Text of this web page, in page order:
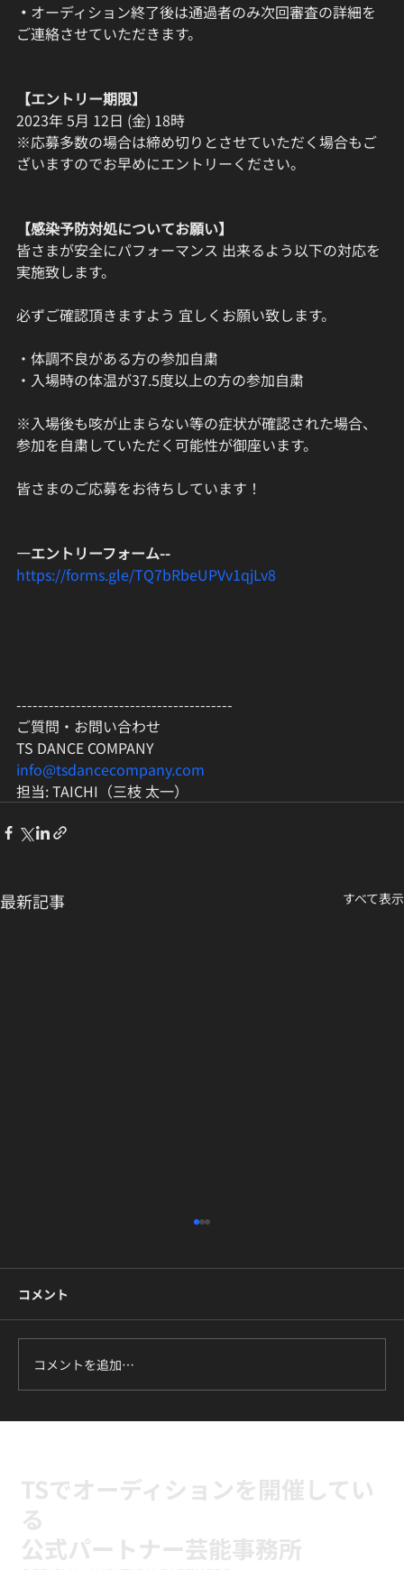
・ オーディション終了後は通過者のみ次回審査の詳細を
ご連絡させていただきます。
【エントリー期限】
2023年 5月 12日 (金) 18時
※応募多数の場合は締め切りとさせていただく場合もご
ざいますのでお早めにエントリーください。
【感染予防対処についてお願い】
皆さまが安全にパフォーマンス 出来るよう以下の対応を
実施致します。
必ずご確認頂きますよう 宜しくお願い致します。
・体調不良がある方の参加自粛
・入場時の体温が37.5度以上の方の参加自粛
※入場後も咳が止まらない等の症状が確認された場合、
参加を自粛していただく可能性が御座います。
皆さまのご応募をお待ちしています！
—エントリーフォーム--
https://forms.gle/TQ7bRbeUPVv1qjLv8
----------------------------------------
ご質問・お問い合わせ
TS DANCE COMPANY
info@tsdancecompany.com
担当: TAICHI（三枝 太一）
最新記事 すべて表示
「推しのダンス、自分でも踊れたら楽しいだろ
うな」。そう思う一方で、「未経験だから浮い
てしまうかも」「振付が覚えられなかったら恥
ずかしい」と一歩を踏み出せずにいる方は多い
富町のTSダンスカンパニーで、どうやってゼロ
は未経験か
コメント
コメントを追加…
TSでオーディションを開催してい
る
公式パートナー芸能事務所